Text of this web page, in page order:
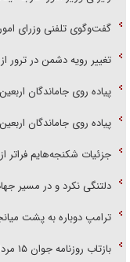
گفت‌وگوی تلفنی وزرای
تغییر رویه دشمن در ترور
پیاده روی جاماندگان
پیاده روی جاماندگان
جزئیات شکنجه‌هایم فراتر
دلتنگی نکرد و در مسیر
ترامپ دوباره به پشت
بازتاب روزنامه جوان ۱۵ مرداد در شبکه خبر